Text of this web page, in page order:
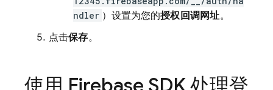
ndler ）设置为您的授权回调网址。
点击保存。
使用 Firebase SDK 处理登